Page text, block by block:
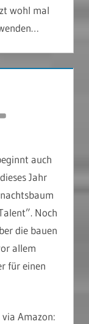
wohl mal
auch
Jahr
Noch
die bauen
allem
für einen
Amazon: